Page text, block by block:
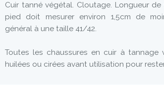
Cuir tanné végétal. Cloutage. Longueur
pied doit mesurer environ 1,5cm de
général à une taille 41/42.
Toutes les chaussures en cuir à tannage
huilées ou cirées avant utilisation pour